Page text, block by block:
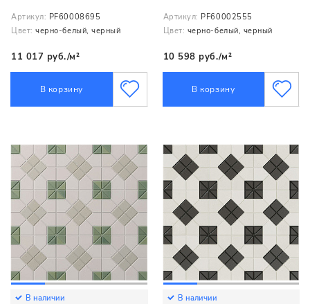
Артикул: PF60008695
Цвет: черно-белый, черный
11 017 руб./м²
В корзину
Артикул: PF60002555
Цвет: черно-белый, черный
10 598 руб./м²
В корзину
В наличии В наличии